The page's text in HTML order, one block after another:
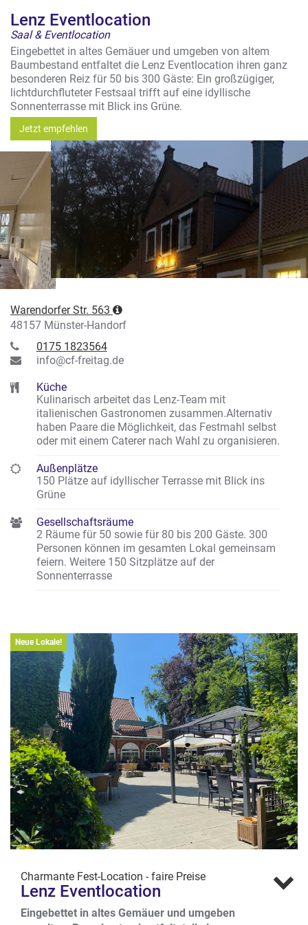
Lenz Eventlocation
Saal & Eventlocation
Eingebettet in altes Gemäuer und umgeben von altem
Baumbestand entfaltet die Lenz Eventlocation ihren ganz
besonderen Reiz für 50 bis 300 Gäste: Ein großzügiger,
lichtdurchfluteter Festsaal trifft auf eine idyllische
Sonnenterrasse mit Blick ins Grüne.
Jetzt empfehlen
Warendorfer Str. 563
48157 Münster-Handorf
0175 1823564
info@cf-freitag.de
Küche
Kulinarisch arbeitet das Lenz-Team mit
italienischen Gastronomen zusammen.Alternativ
haben Paare die Möglichkeit, das Festmahl selbst
oder mit einem Caterer nach Wahl zu organisieren.
Außenplätze
150 Plätze auf idyllischer Terrasse mit Blick ins
Grüne
Gesellschaftsräume
2 Räume für 50 sowie für 80 bis 200 Gäste. 300
Personen können im gesamten Lokal gemeinsam
feiern. Weitere 150 Sitzplätze auf der
Sonnenterrasse
Neue Lokale!
Charmante Fest-Location - faire Preise
Lenz Eventlocation
Eingebettet in altes Gemäuer und umgeben